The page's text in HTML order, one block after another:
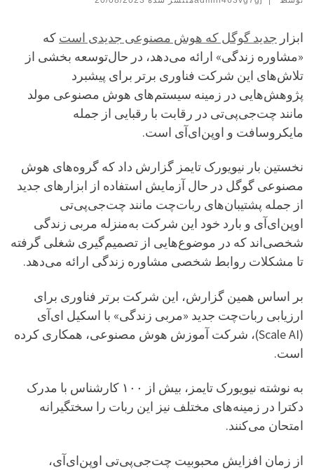
ابزار جدید گوگل که هوش مصنوعی جدیدی است که
«مشاوره زندگی» ارائه می‌دهد، در حال‌توسعه بخشی از
تلاش‌های این شرکت فناوری برتر برای پیشبرد
پژوهش‌هایی در زمینه سیستم‌های هوش مصنوعی مولد
مانند چت‌جی‌پی‌تی در رقابت با رقبایی از جمله
مایکروسافت و اوپن‌ای‌آی است.
نخستین بار نیویورک تایمز گزارش داد که گروه‌های هوش
مصنوعی گوگل در حال‌ آزمایش استفاده از ابزارهای جدید
از جمله پشتیبان‌های ربات‌چت مانند چت‌جی‌پی‌تی
اوپن‌ای‌آی و بارد خود این شرکت به‌منزله مربی زندگی
شخصی‌اند که در موضوع‌هایی از تصمیم‌گیری شغلی گرفته
تا مشکلات روابط شخصی مشاوره زندگی ارائه می‌دهد.
بر اساس همین گزارش، این شرکت برتر فناوری برای
ارزیابی ربات‌چت جدید «مربی زندگی» با اسکیل ای‌آی
(Scale AI)، شرکت آموزش هوش مصنوعی، همکاری کرده
است.
به نوشته نیویورک تایمز، بیش از ۱۰۰ کارشناس با مدرک
دکترا در زمینه‌های مختلف نیز این ربات را سختگیرانه
امتحان می‌کنند.
از زمان افزایش محبوبیت چت‌جی‌پی‌تی اوپن‌ای‌آی،